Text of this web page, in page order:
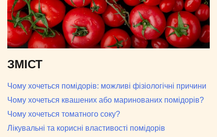
ЗМІСТ
Чому хочеться помідорів: можливі фізіологічні причини
Чому хочеться квашених або маринованих помідорів?
Чому хочеться томатного соку?
Лікувальні та корисні властивості помідорів